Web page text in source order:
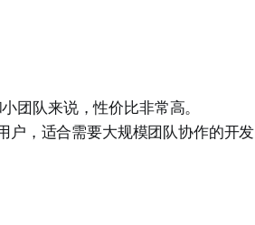
团队来说，性价比非常高。
户，适合需要大规模团队协作的开发